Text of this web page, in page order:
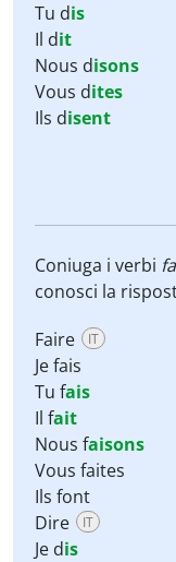
Tu dis
Il dit
Nous disons
Vous dites
Ils disent
Coniuga i verbi
conosci la
Faire
IT
Je fais
Tu fais
Il fait
Nous faisons
Vous faites
Ils font
Dire
IT
Je dis